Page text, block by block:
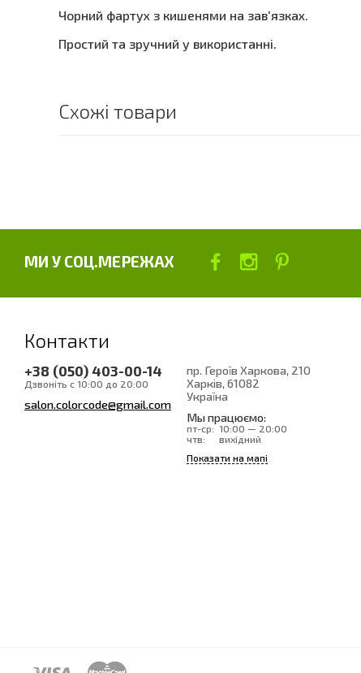
Чорний фартух з кишенями на зав'язках.
Простий та зручний у використанні.
Схожі товари
МИ У СОЦ.МЕРЕЖАХ
Контакти
+38 (050) 403-00-14
Дзвоніть с 10:00 до 20:00
salon.colorcode@gmail.com
пр. Героїв Харкова, 210
Харків, 61082
Україна
Мы працюємо:
пт-ср: 10:00 — 20:00
чтв:
вихідний
Показати на мапі